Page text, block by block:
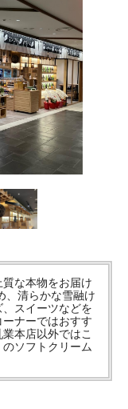
な本物をお届け
、清らかな雪融け
スイーツなどを
ナーではおすす
本店以外ではこ
ソフトクリーム